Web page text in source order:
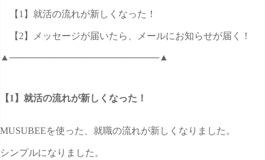
【1】就活の流れが新しくなった！
【2】メッセージが届いたら、メールにお知らせが届く！
▲───────────────────────▲
【1】就活の流れが新しくなった！
MUSUBEEを使った、就職の流れが新しくなりました。
シンプルになりました。